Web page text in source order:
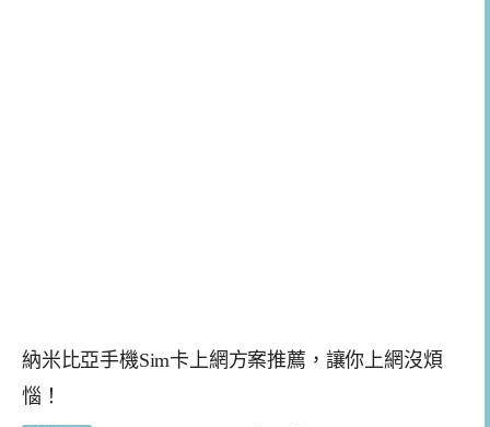
納米比亞手機Sim卡上網方案推薦，讓你上網沒煩
惱！